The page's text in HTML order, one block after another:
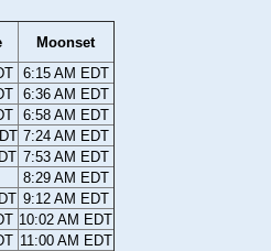
Moonset
6:15 AM EDT
6:36 AM EDT
6:58 AM EDT
7:24 AM EDT
7:53 AM EDT
8:29 AM EDT
9:12 AM EDT
10:02 AM EDT
11:00 AM EDT